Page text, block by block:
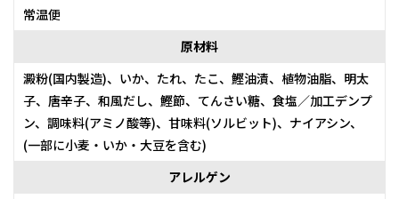
常温便
原材料
澱粉(国内製造)、いか、たれ、たこ、鰹油漬、植物油脂、明太
子、唐辛子、和風だし、鰹節、てんさい糖、食塩／加工デンプ
ン、調味料(アミノ酸等)、甘味料(ソルビット)、ナイアシン、
(一部に小麦・いか・大豆を含む)
アレルゲン